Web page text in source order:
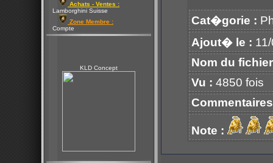
Achats - Ventes :
Lamborghini Suisse
Zone Membre :
Compte
KLD Concept
Cat�gorie :
Ajout� le :
Nom du
Vu : 4850 fois
Note :